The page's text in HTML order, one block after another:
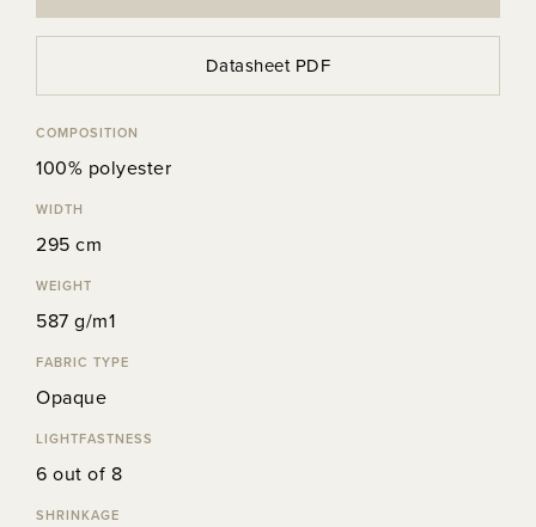
Datasheet PDF
COMPOSITION
100% polyester
WIDTH
295 cm
WEIGHT
587 g/m1
FABRIC TYPE
Opaque
LIGHTFASTNESS
6 out of 8
SHRINKAGE